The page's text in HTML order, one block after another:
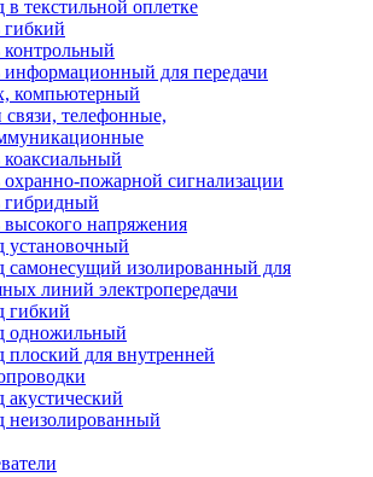
в текстильной оплетке
гибкий
контрольный
информационный для передачи
компьютерный
связи, телефонные,
коаксиальный
охранно-пожарной сигнализации
гибридный
высокого напряжения
установочный
самонесущий изолированный для
линий электропередачи
гибкий
одножильный
плоский для внутренней
акустический
неизолированный